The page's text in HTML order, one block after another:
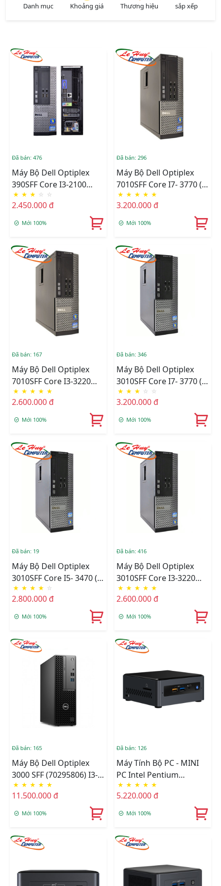
Danh mục
Khoảng giá
Thương hiệu
sắp xếp
Đã bán: 476
Máy Bộ Dell Optiplex
390SFF Core I3-2100
(3M/3.1Ghz), Ram 4GB,
HDD 500GB, DVD, Free
OS
★ ★ ★ ☆ ☆
2.450.000 đ
Mới 100%
Đã bán: 296
Máy Bộ Dell Optiplex
7010SFF Core I7- 3770 (
8M/3.4Ghz), Ram 4GB,
HDD 500GB, DVD,Free
OS
★ ★ ★ ★ ★
3.200.000 đ
Mới 100%
Đã bán: 167
Máy Bộ Dell Optiplex
7010SFF Core I3-3220
(3M/3.3Ghz), Ram 4GB,
HDD 500GB, DVD, Free
OS
★ ★ ★ ★ ★
2.600.000 đ
Mới 100%
Đã bán: 346
Máy Bộ Dell Optiplex
3010SFF Core I7- 3770 (
8M/3.4Ghz), Ram 4GB,
HDD 500GB, DVD,Free
OS
★ ★ ★ ☆ ☆
3.200.000 đ
Mới 100%
Đã bán: 19
Máy Bộ Dell Optiplex
3010SFF Core I5- 3470 (
6M/3.6Ghz), Ram 4GB,
HDD 500GB, DVD,Free
OS
★ ★ ★ ★ ☆
2.800.000 đ
Mới 100%
Đã bán: 416
Máy Bộ Dell Optiplex
3010SFF Core I3-3220
(3M/3.3Ghz), Ram 4GB,
HDD 500GB, DVD, Free
OS
★ ★ ★ ★ ★
2.600.000 đ
Mới 100%
Đã bán: 165
Máy Bộ Dell Optiplex
3000 SFF (70295806) I3-
1200/Ram 4GB/SSD
256GB/DVDRW/KB&M
★ ★ ★ ★ ★
11.500.000 đ
Mới 100%
Đã bán: 126
Máy Tính Bộ PC - MINI
PC Intel Pentium
J5005/Intel UHD
605/Ram Option/Ổ Cứng
Option/Dos
★ ★ ★ ★ ★
5.220.000 đ
Mới 100%